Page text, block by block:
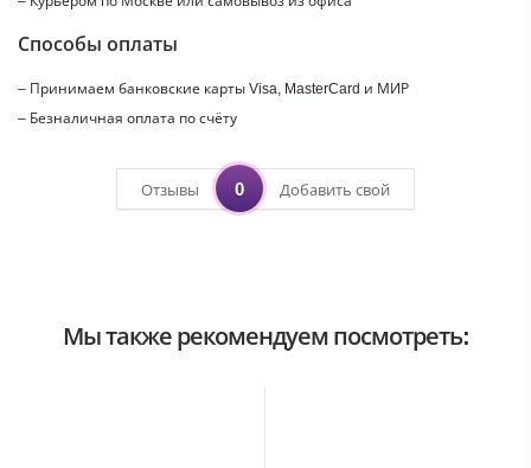
Способы оплаты
– Принимаем банковские карты Visa, MasterCard и МИР
– Безналичная оплата по счёту
Отзывы 0 Добавить свой
Мы также рекомендуем посмотреть: